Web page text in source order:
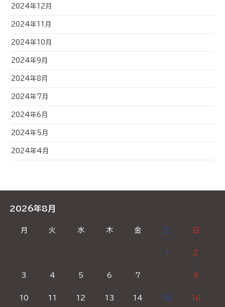
2024年12月
2024年11月
2024年10月
2024年9月
2024年8月
2024年7月
2024年6月
2024年5月
2024年4月
2026年8月
月 火 水 木 金 土 日
1 2
3 4 5 6 7 9
10 11 12 13 14 15 16